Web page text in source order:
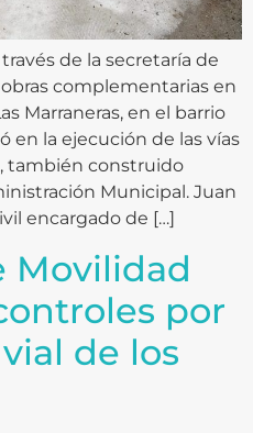
de la secretaría de
complementarias en
Marraneras, en el barrio
en la ejecución de las vías
también construido
Municipal. Juan
encargado de […]
Movilidad
por
de los